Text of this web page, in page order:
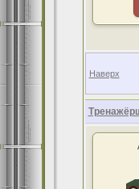
Наверх